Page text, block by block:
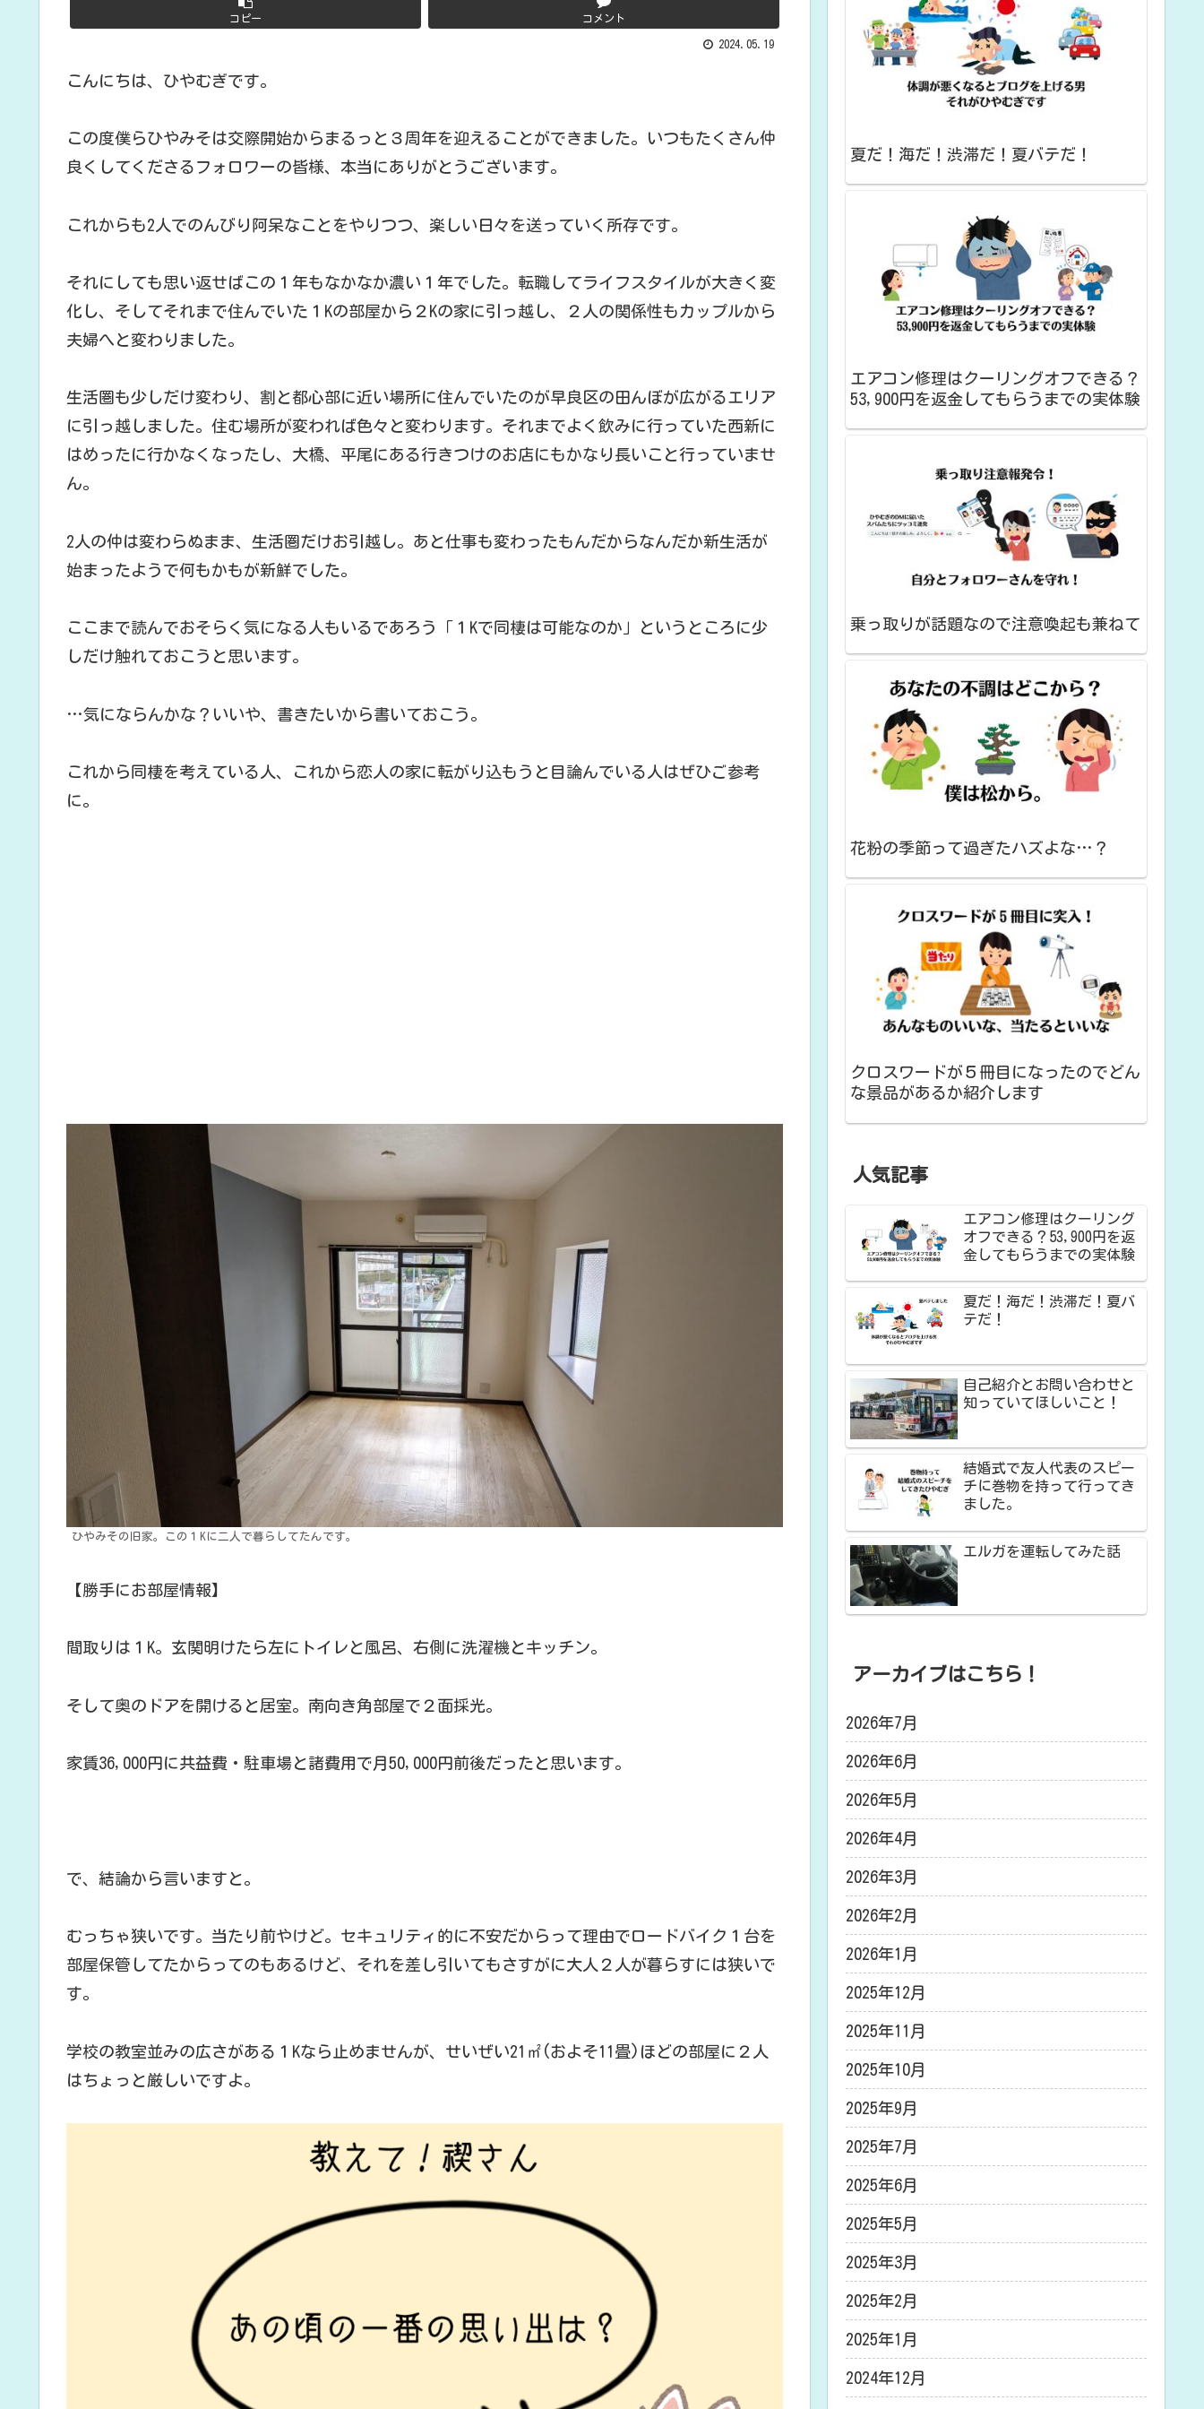
コピー コメント
2024.05.19
こんにちは、ひやむぎです。
この度僕らひやみそは交際開始からまるっと３周年を迎えることができました。いつもたくさん仲
良くしてくださるフォロワーの皆様、本当にありがとうございます。
これからも2人でのんびり阿呆なことをやりつつ、楽しい日々を送っていく所存です。
それにしても思い返せばこの１年もなかなか濃い１年でした。転職してライフスタイルが大きく変
化し、そしてそれまで住んでいた１Kの部屋から２Kの家に引っ越し、２人の関係性もカップルから
夫婦へと変わりました。
生活圏も少しだけ変わり、割と都心部に近い場所に住んでいたのが早良区の田んぼが広がるエリア
に引っ越しました。住む場所が変われば色々と変わります。それまでよく飲みに行っていた西新に
はめったに行かなくなったし、大橋、平尾にある行きつけのお店にもかなり長いこと行っていませ
ん。
2人の仲は変わらぬまま、生活圏だけお引越し。あと仕事も変わったもんだからなんだか新生活が
始まったようで何もかもが新鮮でした。
ここまで読んでおそらく気になる人もいるであろう「１Kで同棲は可能なのか」というところに少
しだけ触れておこうと思います。
…気にならんかな？いいや、書きたいから書いておこう。
これから同棲を考えている人、これから恋人の家に転がり込もうと目論んでいる人はぜひご参考
に。
ひやみその旧家。この１Kに二人で暮らしてたんです。
【勝手にお部屋情報】
間取りは１K。玄関明けたら左にトイレと風呂、右側に洗濯機とキッチン。
そして奥のドアを開けると居室。南向き角部屋で２面採光。
家賃36,000円に共益費・駐車場と諸費用で月50,000円前後だったと思います。
で、結論から言いますと。
むっちゃ狭いです。当たり前やけど。セキュリティ的に不安だからって理由でロードバイク１台を
部屋保管してたからってのもあるけど、それを差し引いてもさすがに大人２人が暮らすには狭いで
す。
学校の教室並みの広さがある１Kなら止めませんが、せいぜい21㎡(およそ11畳)ほどの部屋に２人
はちょっと厳しいですよ。
夏だ！海だ！渋滞だ！夏バテだ！
エアコン修理はクーリングオフできる？
53,900円を返金してもらうまでの実体験
乗っ取りが話題なので注意喚起も兼ねて
花粉の季節って過ぎたハズよな…？
クロスワードが５冊目になったのでどん
な景品があるか紹介します
人気記事
エアコン修理はクーリング
オフできる？53,900円を返
金してもらうまでの実体験
夏だ！海だ！渋滞だ！夏バ
テだ！
自己紹介とお問い合わせと
知っていてほしいこと！
結婚式で友人代表のスピー
チに巻物を持って行ってき
ました。
エルガを運転してみた話
アーカイブはこちら！
2026年7月
2026年6月
2026年5月
2026年4月
2026年3月
2026年2月
2026年1月
2025年12月
2025年11月
2025年10月
2025年9月
2025年7月
2025年6月
2025年5月
2025年3月
2025年2月
2025年1月
2024年12月